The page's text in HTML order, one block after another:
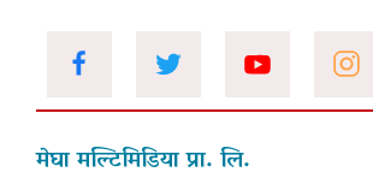
मेघा मल्टिमिडिया प्रा. लि.